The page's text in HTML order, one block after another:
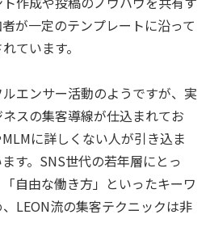
が一定のテンプレートに沿って
ています。
エンサー活動のようですが、実
スの集客導線が仕込まれてお
に詳しくない人が引き込ま
す。SNS世代の若年層にとっ
自由な働き方」といったキーワ
LEON流の集客テクニックは非